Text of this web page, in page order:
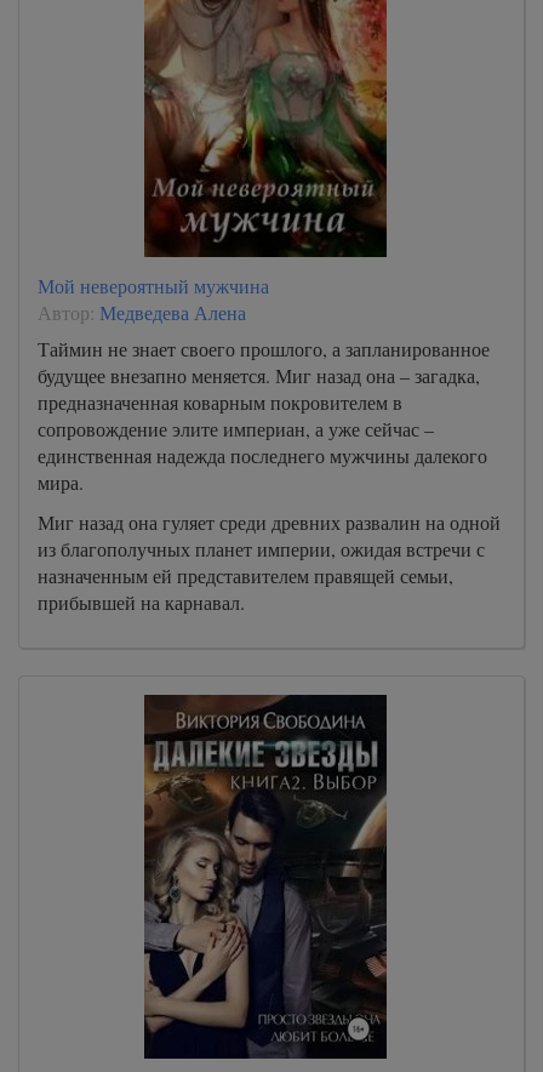
Мой невероятный мужчина
Автор: Медведева Алена
Таймин не знает своего прошлого, а запланированное
будущее внезапно меняется. Миг назад она – загадка,
предназначенная коварным покровителем в
сопровождение элите империан, а уже сейчас –
единственная надежда последнего мужчины далекого
мира.
Миг назад она гуляет среди древних развалин на одной
из благополучных планет империи, ожидая встречи с
назначенным ей представителем правящей семьи,
прибывшей на карнавал.